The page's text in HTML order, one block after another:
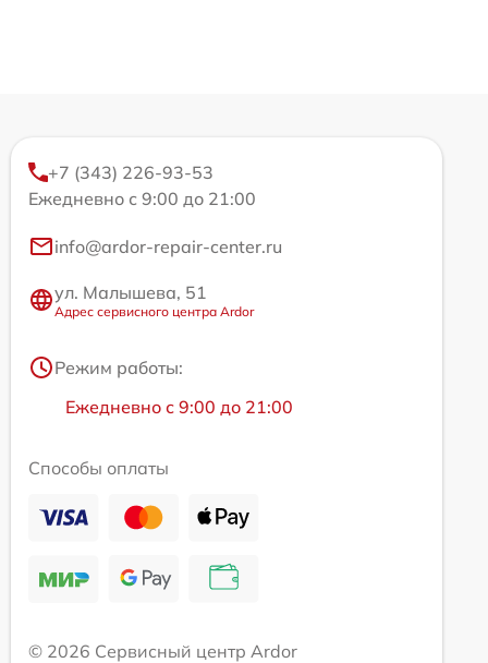
+7 (343) 226-93-53
Ежедневно с 9:00 до 21:00
info@ardor-repair-center.ru
ул. Малышева, 51
Адрес сервисного центра Ardor
Режим работы:
Ежедневно с 9:00 до 21:00
Способы оплаты
© 2026 Сервисный центр Ardor